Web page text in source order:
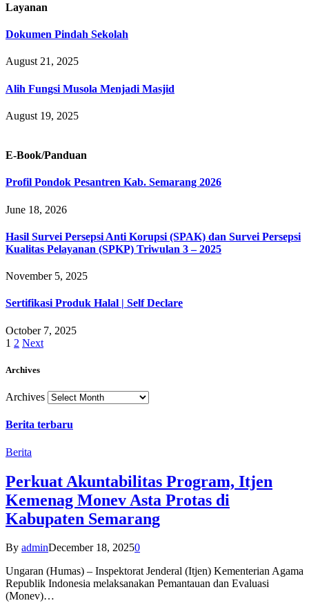
Layanan
Dokumen Pindah Sekolah
August 21, 2025
Alih Fungsi Musola Menjadi Masjid
August 19, 2025
E-Book/Panduan
Profil Pondok Pesantren Kab. Semarang 2026
June 18, 2026
Hasil Survei Persepsi Anti Korupsi (SPAK) dan Survei Persepsi
Kualitas Pelayanan (SPKP) Triwulan 3 – 2025
November 5, 2025
Sertifikasi Produk Halal | Self Declare
October 7, 2025
1 2 Next
Archives
Archives
Berita terbaru
Berita
Perkuat Akuntabilitas Program, Itjen
Kemenag Monev Asta Protas di
Kabupaten Semarang
By adminDecember 18, 20250
Ungaran (Humas) – Inspektorat Jenderal (Itjen) Kementerian Agama
Republik Indonesia melaksanakan Pemantauan dan Evaluasi
(Monev)…